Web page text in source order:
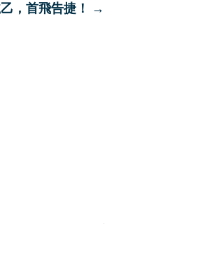
，首飛告捷！
→
SHES 推動「